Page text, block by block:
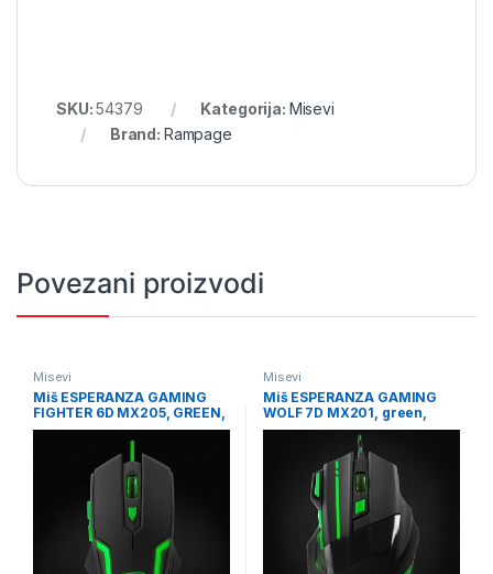
SKU:54379 Kategorija: Misevi
Brand: Rampage
Povezani proizvodi
Misevi
Miš ESPERANZA GAMING
FIGHTER 6D MX205, GREEN,
2400dpi, ergonomic,
Misevi
Miš ESPERANZA GAMING
WOLF 7D MX201, green,
2400dpi, double-click,
ergonomic, EGM201G